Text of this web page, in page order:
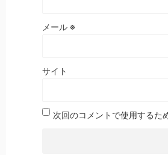
メール ※
サイト
次回のコメントで使用するた